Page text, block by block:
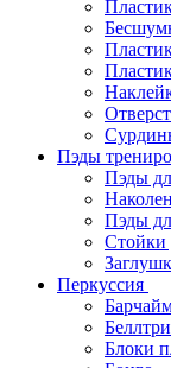
Пэды
Пэды
Пэды
Стойки
Перкуссия
Беллтри
Блоки